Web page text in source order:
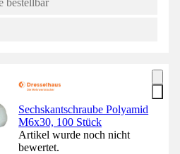
Sechskantschraube Polyamid
M6x30, 100 Stück
Artikel wurde noch nicht
bewertet.